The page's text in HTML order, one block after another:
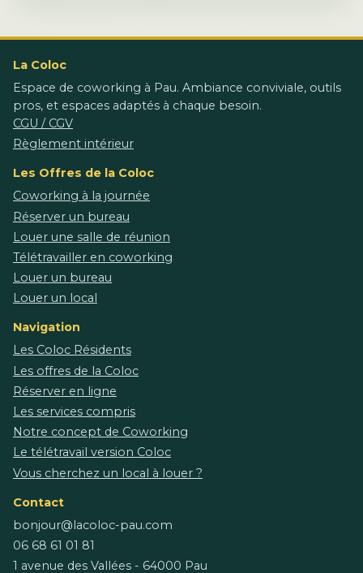
La Coloc
Espace de coworking à Pau. Ambiance conviviale, outils
pros, et espaces adaptés à chaque besoin.
CGU / CGV
Règlement intérieur
Les Offres de la Coloc
Coworking à la journée
Réserver un bureau
Louer une salle de réunion
Télétravailler en coworking
Louer un bureau
Louer un local
Navigation
Les Coloc Résidents
Les offres de la Coloc
Réserver en ligne
Les services compris
Notre concept de Coworking
Le télétravail version Coloc
Vous cherchez un local à louer ?
Contact
bonjour@lacoloc-pau.com
06 68 61 01 81
1 avenue des Vallées - 64000 Pau